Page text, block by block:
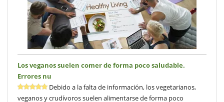
Los veganos suelen comer de forma poco saludable.
Errores nu
Debido a la falta de información, los vegetarianos,
veganos y crudívoros suelen alimentarse de forma poco